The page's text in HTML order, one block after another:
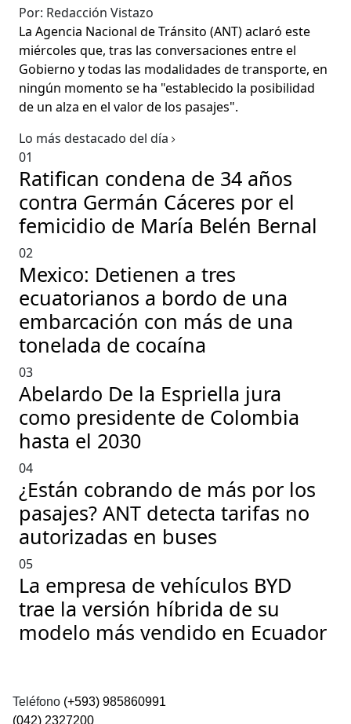
Por: Redacción Vistazo
La Agencia Nacional de Tránsito (ANT) aclaró este
miércoles que, tras las conversaciones entre el
Gobierno y todas las modalidades de transporte, en
ningún momento se ha "establecido la posibilidad
de un alza en el valor de los pasajes".
Lo más destacado del día
01
Ratifican condena de 34 años
contra Germán Cáceres por el
femicidio de María Belén Bernal
02
Mexico: Detienen a tres
ecuatorianos a bordo de una
embarcación con más de una
tonelada de cocaína
03
Abelardo De la Espriella jura
como presidente de Colombia
hasta el 2030
04
¿Están cobrando de más por los
pasajes? ANT detecta tarifas no
autorizadas en buses
05
La empresa de vehículos BYD
trae la versión híbrida de su
modelo más vendido en Ecuador
Teléfono (+593) 985860991
(042) 2327200